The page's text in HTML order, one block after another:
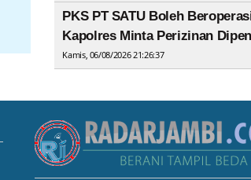
PKS PT SATU Boleh
Kapolres Minta Perizinan
Kamis, 06/08/2026 21:26:37